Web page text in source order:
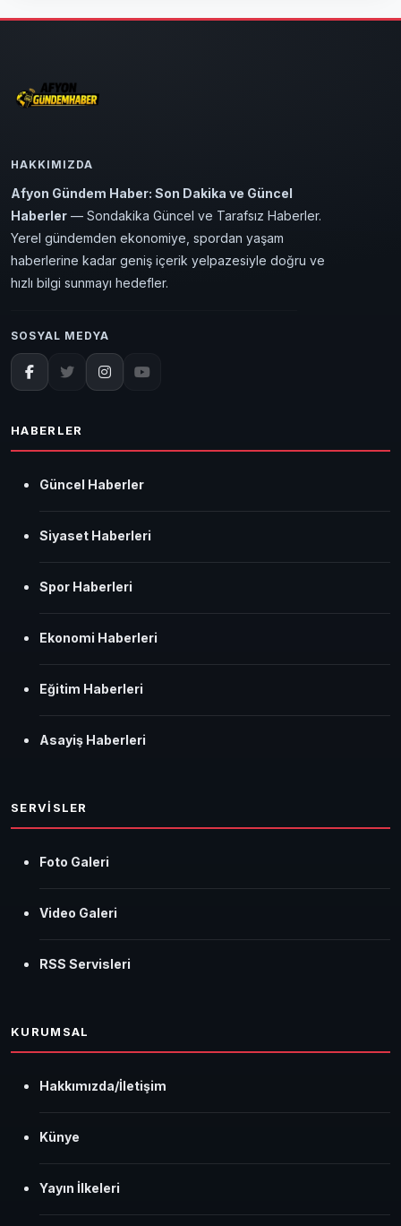
HAKKIMIZDA
Afyon Gündem Haber: Son Dakika ve Güncel
Haberler — Sondakika Güncel ve Tarafsız Haberler.
Yerel gündemden ekonomiye, spordan yaşam
haberlerine kadar geniş içerik yelpazesiyle doğru ve
hızlı bilgi sunmayı hedefler.
SOSYAL MEDYA
HABERLER
Güncel Haberler
Siyaset Haberleri
Spor Haberleri
Ekonomi Haberleri
Eğitim Haberleri
Asayiş Haberleri
SERVİSLER
Foto Galeri
Video Galeri
RSS Servisleri
KURUMSAL
Hakkımızda/İletişim
Künye
Yayın İlkeleri